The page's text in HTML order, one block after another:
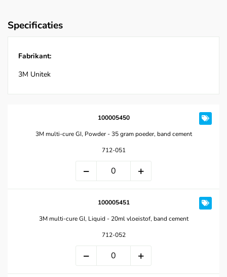
Specificaties
Fabrikant:
3M Unitek
100005450
3M multi-cure GI, Powder - 35 gram poeder, band cement
712-051
100005451
3M multi-cure GI, Liquid - 20ml vloeistof, band cement
712-052